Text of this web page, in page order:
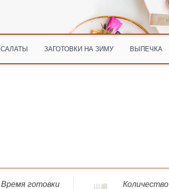
САЛАТЫ ЗАГОТОВКИ НА ЗИМУ ВЫПЕЧКА
Время готовки
Количество